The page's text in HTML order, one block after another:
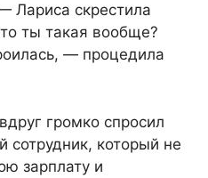
Лариса скрестила
ты такая вообще?
— процедила
громко спросил
который не
зарплату и